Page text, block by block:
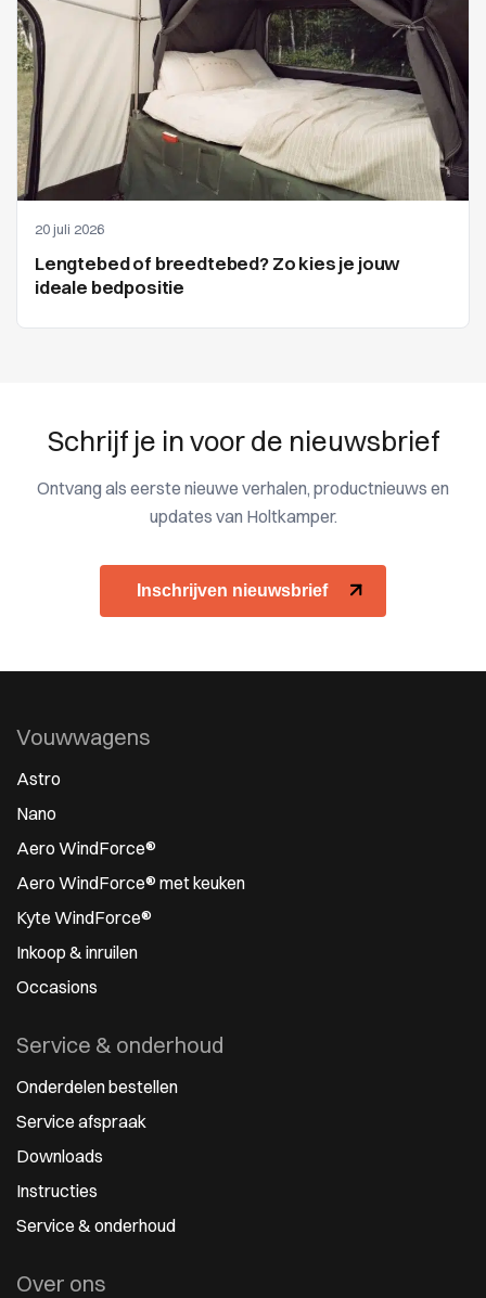
20 juli 2026
Lengtebed of breedtebed? Zo kies je jouw
ideale bedpositie
Schrijf je in voor de nieuwsbrief
Ontvang als eerste nieuwe verhalen, productnieuws en
updates van Holtkamper.
Inschrijven nieuwsbrief
Vouwwagens
Astro
Nano
Aero WindForce®
Aero WindForce® met keuken
Kyte WindForce®
Inkoop & inruilen
Occasions
Service & onderhoud
Onderdelen bestellen
Service afspraak
Downloads
Instructies
Service & onderhoud
Over ons